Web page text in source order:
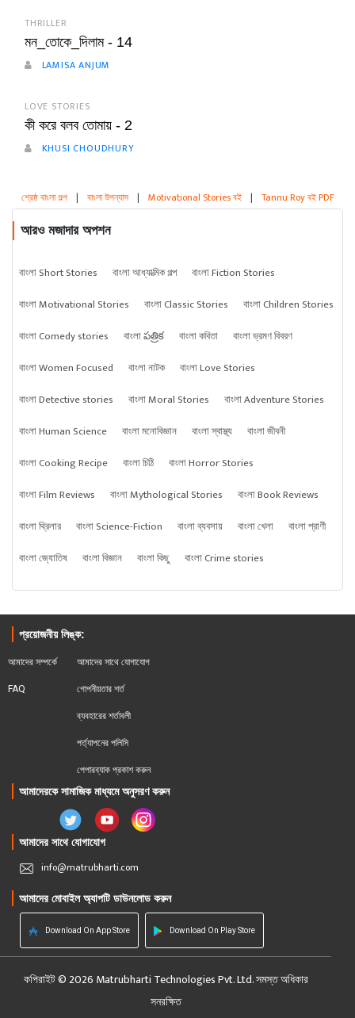
THRILLER
মন_তোকে_দিলাম - 14
LAMISA ANJUM
LOVE STORIES
কী করে বলব তোমায় - 2
KHUSI CHOUDHURY
শ্রেষ্ঠ বাংলা গল্প | বাংলা উপন্যাস | Motivational Stories বই | Tannu Roy বই PDF
আরও মজাদার অপশন
বাংলা Short Stories বাংলা আধ্যাত্মিক গল্প
বাংলা Fiction Stories
বাংলা Motivational Stories
বাংলা Classic Stories
বাংলা Children Stories
বাংলা Comedy stories
বাংলা పత్రిక বাংলা কবিতা
বাংলা ভ্রমণ বিবরণ
বাংলা Women Focused
বাংলা নাটক
বাংলা Love Stories
বাংলা Detective stories
বাংলা Moral Stories
বাংলা Adventure Stories
বাংলা Human Science
বাংলা মনোবিজ্ঞান বাংলা স্বাস্থ্য
বাংলা জীবনী
বাংলা Cooking Recipe
বাংলা চিঠি
বাংলা Horror Stories
বাংলা Film Reviews
বাংলা Mythological Stories
বাংলা Book Reviews
বাংলা থ্রিলার
বাংলা Science-Fiction বাংলা ব্যবসায় বাংলা খেলা
বাংলা প্রাণী
বাংলা জ্যোতিষ
বাংলা বিজ্ঞান বাংলা কিছু বাংলা Crime stories
প্রয়োজনীয় লিঙ্ক:
আমাদের সম্পর্কে
FAQ
আমাদের সাথে যোগাযোগ
গোপনীয়তার শর্ত
ব্যবহারের শর্তাবলী
পর্ত্যাপনের পলিসি
পেপারব্যাক প্রকাশ করুন
আমাদেরকে সামাজিক মাধ্যমে অনুসরণ করুন
আমাদের সাথে যোগাযোগ
info@matrubharti.com
আমাদের মোবাইল অ্যাপটি ডাউনলোড করুন
Download On App Store Download On Play Store
কপিরাইট © 2026 Matrubharti Technologies Pvt. Ltd. সমস্ত অধিকার
সনরক্ষিত